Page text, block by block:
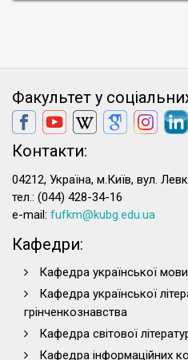
Факультет у
Контакти:
04212, Україна, м.Київ, вул.
тел.: (044) 428-34-16
e-mail: fufkm@kubg.edu.ua
Кафедри:
Кафедра української мови
Кафедра української
грінченкознавства
Кафедра світової
Кафедра інформаційних